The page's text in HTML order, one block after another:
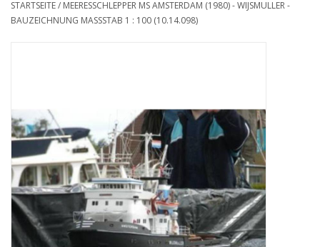
Zeitschriften
Neue Zeichnungen
NEUE ZEITSCHRIFTEN
ABONNEMENT DER
STARTSEITE/ MEERESSCHLEPPER MS AMSTERDAM (1980) - WIJSMULLER -
BAUZEICHNUNG MASSSTAB 1 : 100 (10.14.098)